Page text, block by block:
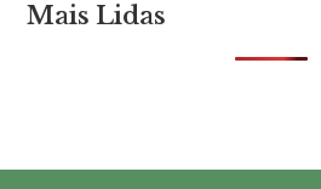
Mais Lidas